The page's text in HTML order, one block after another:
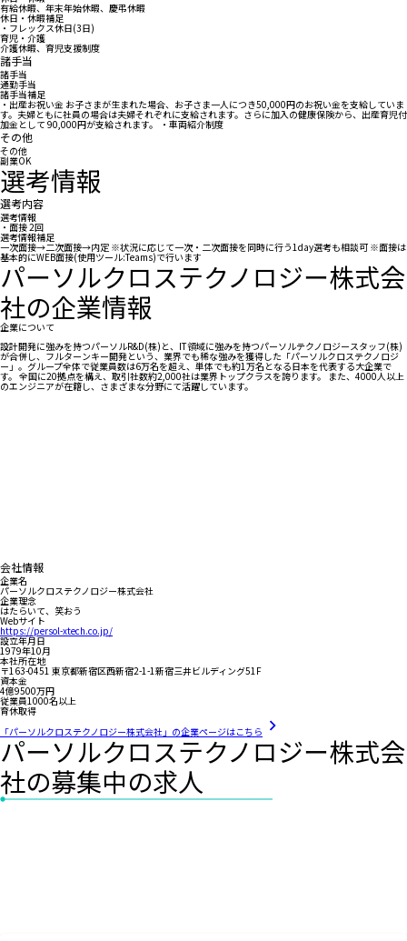
有給休暇、年末年始休暇、慶弔休暇
休日・休暇補足
・フレックス休日(3日)
育児・介護
介護休暇、育児支援制度
諸手当
諸手当
通勤手当
諸手当補足
・出産お祝い金 お子さまが生まれた場合、お子さま一人につき50,000円のお祝い金を支給していま
す。夫婦ともに社員の場合は夫婦それぞれに支給されます。さらに加入の健康保険から、出産育児付
加金として 90,000円が支給されます。 ・車両紹介制度
その他
その他
副業OK
選考情報
選考内容
選考情報
・面接 2回
選考情報補足
一次面接→二次面接→内定 ※状況に応じて一次・二次面接を同時に行う1day選考も相談可 ※面接は
基本的にWEB面接(使用ツール:Teams)で行います
パーソルクロステクノロジー株式会
社の企業情報
企業について
設計開発に強みを持つパーソルR&D(株)と、IT領域に強みを持つパーソルテクノロジースタッフ(株)
が合併し、フルターンキー開発という、業界でも稀な強みを獲得した「パーソルクロステクノロジ
ー」。グループ全体で従業員数は6万名を超え、単体でも約1万名となる日本を代表する大企業で
す。 全国に20拠点を構え、取引社数約2,000社は業界トップクラスを誇ります。 また、4000人以上
のエンジニアが在籍し、さまざまな分野にて活躍しています。
会社情報
企業名
パーソルクロステクノロジー株式会社
企業理念
はたらいて、笑おう
Webサイト
https://persol-xtech.co.jp/
設立年月日
1979年10月
本社所在地
〒163-0451 東京都新宿区西新宿2-1-1新宿三井ビルディング51F
資本金
4億9500万円
従業員1000名以上
育休取得
「パーソルクロステクノロジー株式会社」の企業ページはこちら
パーソルクロステクノロジー株式会
社の募集中の求人